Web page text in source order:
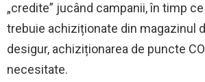
„credite” jucând campanii, în timp ce
trebuie achiziționate din magazinul
desigur, achiziționarea de puncte
necesitate.